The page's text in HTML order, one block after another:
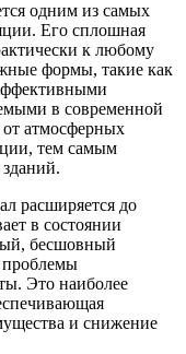
одним из самых
Его сплошная
к любому
формы, такие как
в современной
атмосферных
тем самым
расширяется до
в состоянии
бесшовный
проблемы
Это наиболее
и снижение